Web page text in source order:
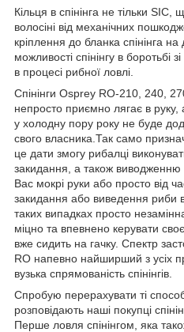
Кільця в спінінга не тільки
волосіні від механічних
кріплення до бланка спінінга
можливості спінінгу в
в процесі рибної ловлі.
Спінінги Osprey RO-210, 240,
непросто приємно лягає в руку,
у холодну пору року не буде
свого власника.Так само
це дати змогу рибалці
закидання, а також виводженню
Вас мокрі руки або просто від
закидання або виведення риби
таких випадках просто
міцно та впевнено керувати
вже сидить на гачку. Спектр
RO напевно найширший з усіх
вузька спрямованість спінінгів.
Спробую перерахувати ті
розповідають наші покупці
Перше ловля спінінгом, яка